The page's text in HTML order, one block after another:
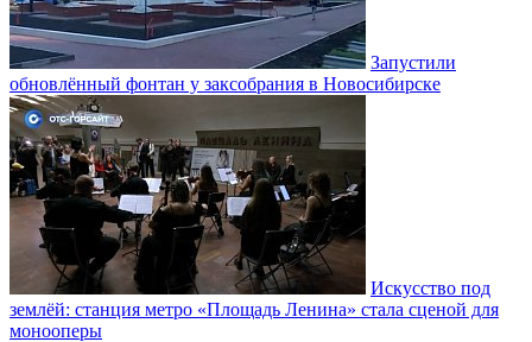
Запустили
обновлённый фонтан у заксобрания в Новосибирске
Искусство под
землёй: станция метро «Площадь Ленина» стала сценой для
монооперы